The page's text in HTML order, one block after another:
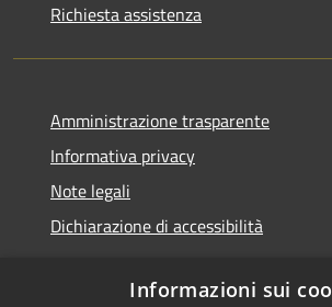
Richiesta assistenza
Amministrazione trasparente
Informativa privacy
Note legali
Dichiarazione di accessibilità
Informazioni sui